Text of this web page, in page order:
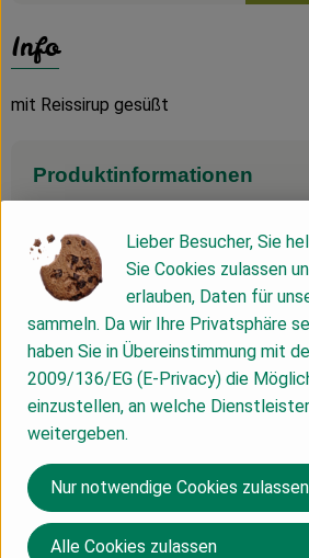
Info
mit Reissirup gesüßt
Produktinformationen
Zutaten
Nährwert-Info
Produktdatenblatt
Herkunft
Lieber Besucher, Sie
Sie Cookies zulassen
erlauben, Daten für
sammeln. Da wir Ihre Privatsphäre
haben Sie in Übereinstimmung mit
2009/136/EG (E-Privacy) die
einzustellen, an welche
weitergeben.
Nur notwendige Cookies zulassen
Alle Cookies zulassen